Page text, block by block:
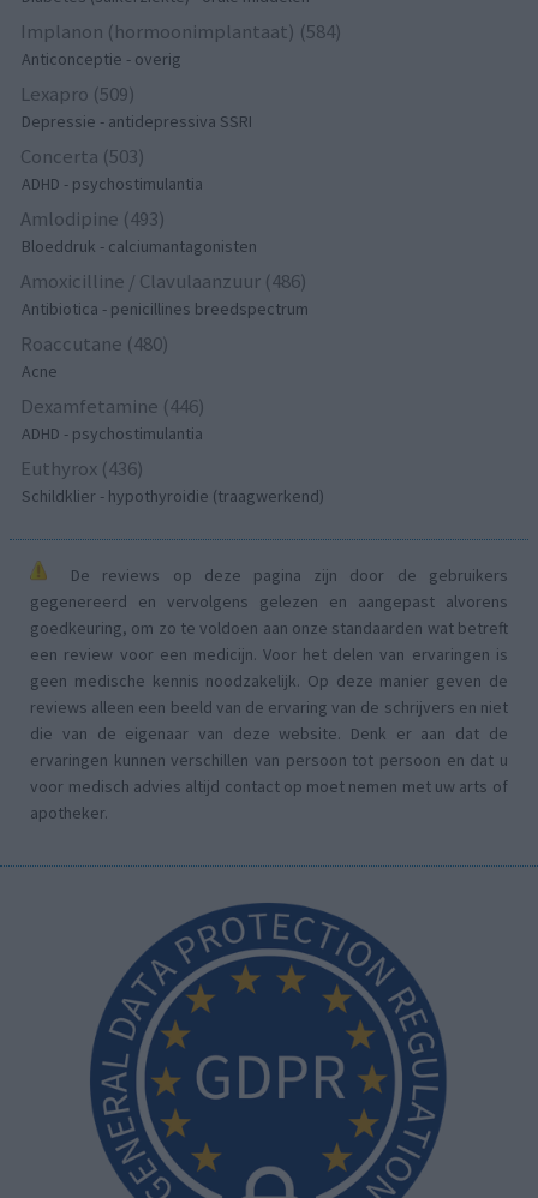
Implanon (hormoonimplantaat) (584)
Anticonceptie - overig
Lexapro (509)
Depressie - antidepressiva SSRI
Concerta (503)
ADHD - psychostimulantia
Amlodipine (493)
Bloeddruk - calciumantagonisten
Amoxicilline / Clavulaanzuur (486)
Antibiotica - penicillines breedspectrum
Roaccutane (480)
Acne
Dexamfetamine (446)
ADHD - psychostimulantia
Euthyrox (436)
Schildklier - hypothyroidie (traagwerkend)
De reviews op deze pagina zijn door de gebruikers
gegenereerd en vervolgens gelezen en aangepast alvorens
goedkeuring, om zo te voldoen aan onze standaarden wat betreft
een review voor een medicijn. Voor het delen van ervaringen is
geen medische kennis noodzakelijk. Op deze manier geven de
reviews alleen een beeld van de ervaring van de schrijvers en niet
die van de eigenaar van deze website. Denk er aan dat de
ervaringen kunnen verschillen van persoon tot persoon en dat u
voor medisch advies altijd contact op moet nemen met uw arts of
apotheker.